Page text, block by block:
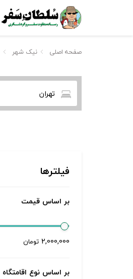
صفحه اصلی نیک شهر
تهران
فیلترها
بر اساس قیمت
2,000,000 تومان
بر اساس نوع اقامتگاه